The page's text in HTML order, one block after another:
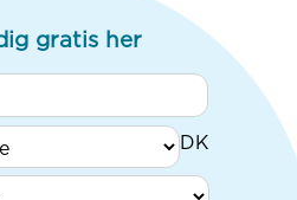
gratis her